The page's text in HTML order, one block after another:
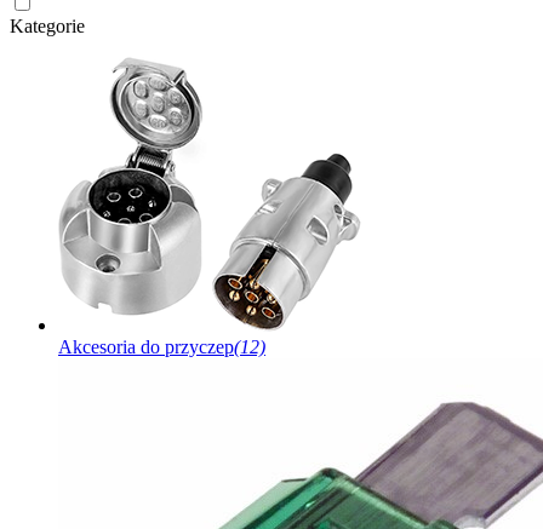
Kategorie
Akcesoria do przyczep(12)